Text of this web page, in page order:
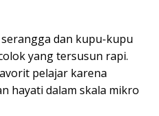
dan kupu-kupu
yang tersusun rapi.
pelajar karena
hayati dalam skala mikro